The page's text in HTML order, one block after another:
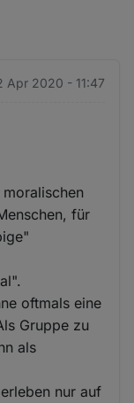
Apr 2020 - 11:47
für
oftmals eine
Gruppe zu
als
nur auf